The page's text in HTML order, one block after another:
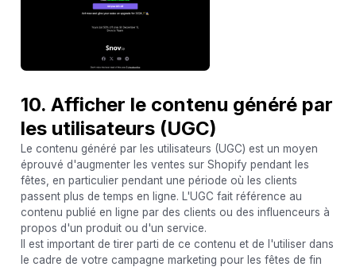
10. Afficher le contenu généré par
les utilisateurs (UGC)
Le contenu généré par les utilisateurs (UGC) est un moyen
éprouvé d'augmenter les ventes sur Shopify pendant les
fêtes, en particulier pendant une période où les clients
passent plus de temps en ligne. L'UGC fait référence au
contenu publié en ligne par des clients ou des influenceurs à
propos d'un produit ou d'un service.
Il est important de tirer parti de ce contenu et de l'utiliser dans
le cadre de votre campagne marketing pour les fêtes de fin